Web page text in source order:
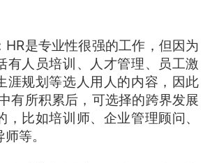
是专业性很强的工作，但因为
有人员培训、人才管理、员工激
涯规划等选人用人的内容，因此
有所积累后，可选择的跨界发展
，比如培训师、企业管理顾问、
等。